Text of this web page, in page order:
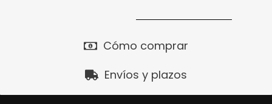
Cómo comprar
Envíos y plazos